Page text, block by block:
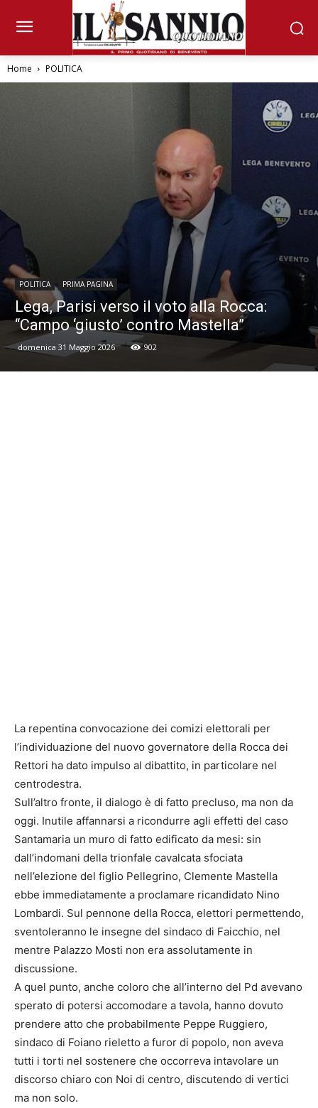
Home POLITICA
POLITICA PRIMA PAGINA
Lega, Parisi verso il voto alla Rocca:
“Campo ‘giusto’ contro Mastella”
domenica 31 Maggio 2026 902
La repentina convocazione dei comizi elettorali per
l’individuazione del nuovo governatore della Rocca dei
Rettori ha dato impulso al dibattito, in particolare nel
centrodestra.
Sull’altro fronte, il dialogo è di fatto precluso, ma non da
oggi. Inutile affannarsi a ricondurre agli effetti del caso
Santamaria un muro di fatto edificato da mesi: sin
dall’indomani della trionfale cavalcata sfociata
nell’elezione del figlio Pellegrino, Clemente Mastella
ebbe immediatamente a proclamare ricandidato Nino
Lombardi. Sul pennone della Rocca, elettori permettendo,
sventoleranno le insegne del sindaco di Faicchio, nel
mentre Palazzo Mosti non era assolutamente in
discussione.
A quel punto, anche coloro che all’interno del Pd avevano
sperato di potersi accomodare a tavola, hanno dovuto
prendere atto che probabilmente Peppe Ruggiero,
sindaco di Foiano rieletto a furor di popolo, non aveva
tutti i torti nel sostenere che occorreva intavolare un
discorso chiaro con Noi di centro, discutendo di vertici
ma non solo.